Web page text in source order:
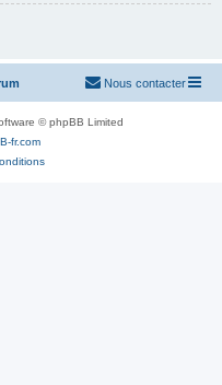
Nous contacter
© phpBB Limited
fr.com